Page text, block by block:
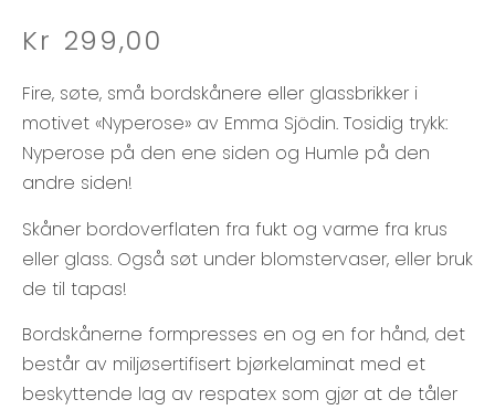
Kr 299,00
Fire, søte, små bordskånere eller glassbrikker i
motivet «Nyperose» av Emma Sjödin. Tosidig trykk:
Nyperose på den ene siden og Humle på den
andre siden!
Skåner bordoverflaten fra fukt og varme fra krus
eller glass. Også søt under blomstervaser, eller bruk
de til tapas!
Bordskånerne formpresses en og en for hånd, det
består av miljøsertifisert bjørkelaminat med et
beskyttende lag av respatex som gjør at de tåler